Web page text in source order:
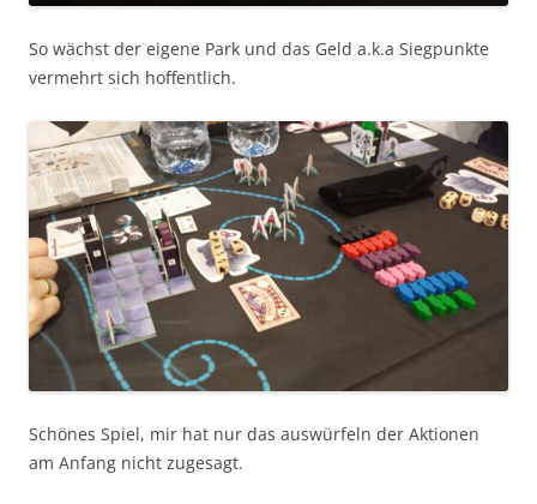
So wächst der eigene Park und das Geld a.k.a Siegpunkte
vermehrt sich hoffentlich.
Schönes Spiel, mir hat nur das auswürfeln der Aktionen
am Anfang nicht zugesagt.